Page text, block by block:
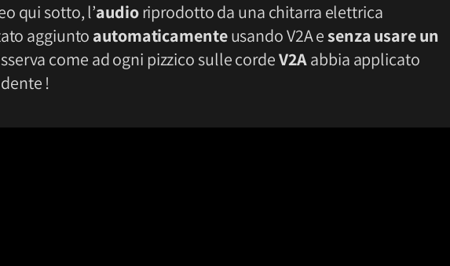
qui sotto, l’audioriprodotto da una chitarra elettrica
aggiunto automaticamenteusando V2A esenza usare un
come ad ogni pizzico sulle cordeV2Aabbia applicato
!